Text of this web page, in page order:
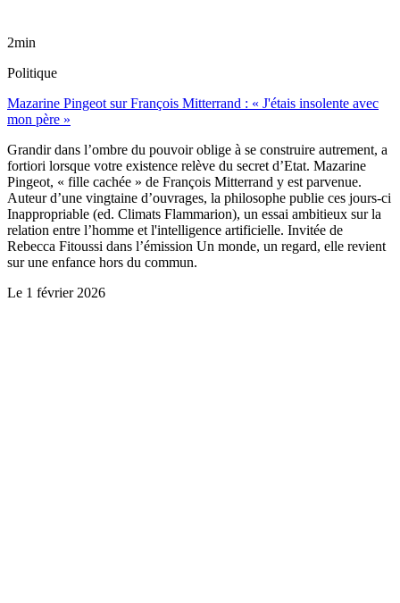
2min
Politique
Mazarine Pingeot sur François Mitterrand : « J'étais insolente avec
mon père »
Grandir dans l’ombre du pouvoir oblige à se construire autrement, a
fortiori lorsque votre existence relève du secret d’Etat. Mazarine
Pingeot, « fille cachée » de François Mitterrand y est parvenue.
Auteur d’une vingtaine d’ouvrages, la philosophe publie ces jours-ci
Inappropriable (ed. Climats Flammarion), un essai ambitieux sur la
relation entre l’homme et l'intelligence artificielle. Invitée de
Rebecca Fitoussi dans l’émission Un monde, un regard, elle revient
sur une enfance hors du commun.
Le 1 février 2026